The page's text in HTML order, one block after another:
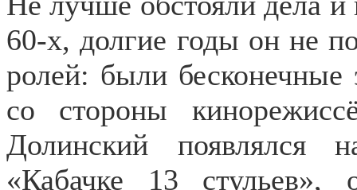
60-х, долгие годы он не
ролей: были бесконечные
со стороны
Долинский появлялся
«Кабачке 13